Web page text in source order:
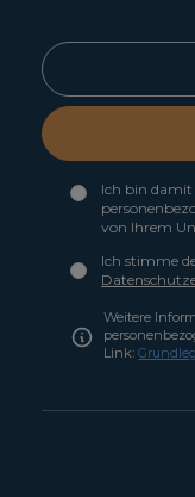
Ich bin damit
von Ihrem
Ich stimme
Weitere
Link: